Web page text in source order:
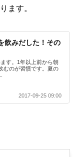
ます。
飲みだした！その
す。1年以上前から朝
むのが習慣です。夏の
2017-09-25 09:00